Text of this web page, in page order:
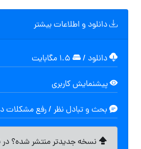
دانلود و اطلاعات بیشتر
دانلود /
پیشنمایش کاربری
بحث و تبادل نظر / رفع مشکلات
نسخه جدیدتر منتشر شده؟ در